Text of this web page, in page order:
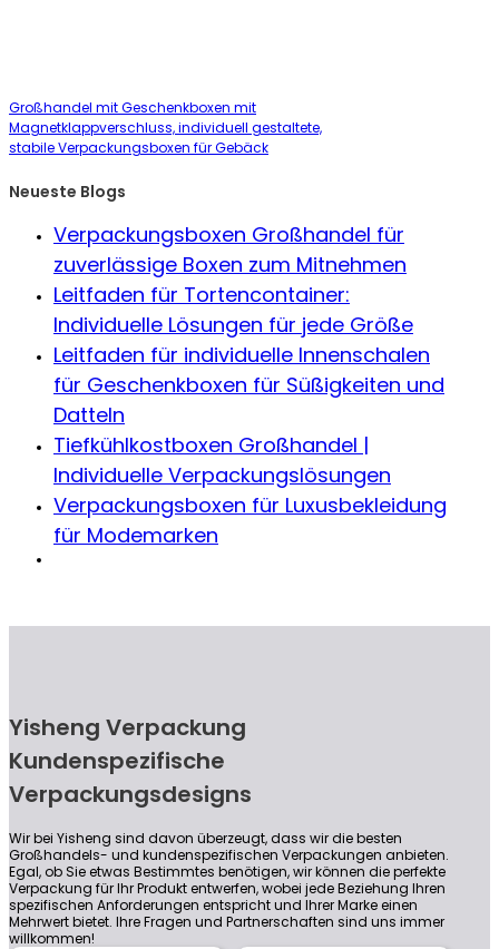
Großhandel mit Geschenkboxen mit
Magnetklappverschluss, individuell gestaltete,
stabile Verpackungsboxen für Gebäck
Neueste Blogs
Verpackungsboxen Großhandel für
zuverlässige Boxen zum Mitnehmen
Leitfaden für Tortencontainer:
Individuelle Lösungen für jede Größe
Leitfaden für individuelle Innenschalen
für Geschenkboxen für Süßigkeiten und
Datteln
Tiefkühlkostboxen Großhandel |
Individuelle Verpackungslösungen
Verpackungsboxen für Luxusbekleidung
für Modemarken
Yisheng Verpackung
Kundenspezifische
Verpackungsdesigns
Wir bei Yisheng sind davon überzeugt, dass wir die besten
Großhandels- und kundenspezifischen Verpackungen anbieten.
Egal, ob Sie etwas Bestimmtes benötigen, wir können die perfekte
Verpackung für Ihr Produkt entwerfen, wobei jede Beziehung Ihren
spezifischen Anforderungen entspricht und Ihrer Marke einen
Mehrwert bietet. Ihre Fragen und Partnerschaften sind uns immer
willkommen!